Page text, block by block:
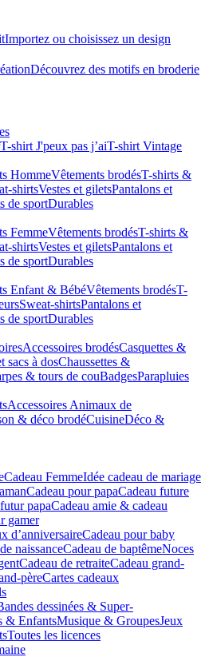
Importez ou choisissez un design
Découvrez des motifs en broderie
T-shirt J'peux pas j’aiT-shirt Vintage
HommeVêtements brodésT-shirts &
shirtsVestes et giletsPantalons et
de sportDurables
FemmeVêtements brodésT-shirts &
shirtsVestes et giletsPantalons et
de sportDurables
Enfant & BébéVêtements brodésT-
Sweat-shirtsPantalons et
de sportDurables
Accessoires brodésCasquettes &
sacs à dosChaussettes &
& tours de couBadgesParapluies
Accessoires Animaux de
& déco brodéCuisineDéco &
Cadeau FemmeIdée cadeau de mariage​
Cadeau pour papaCadeau future
papaCadeau amie & cadeau
gamer
d’anniversaireCadeau pour baby
naissanceCadeau de baptêmeNoces
Cadeau de retraiteCadeau grand-
pèreCartes cadeaux
dessinées & Super-
& EnfantsMusique & GroupesJeux
Toutes les licences